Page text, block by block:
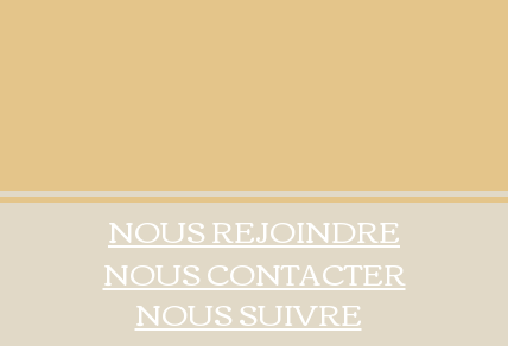
NOUS CONTACTER
NOUS REJOINDRE
NOUS SUIVRE